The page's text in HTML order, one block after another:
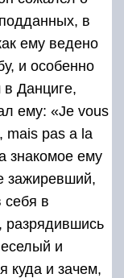
в
ему ведено
и особенно
Данциге,
ему: «Je vous
mais pas a la
знакомое ему
зажиревший,
себя в
разрядившись
и
куда и зачем,